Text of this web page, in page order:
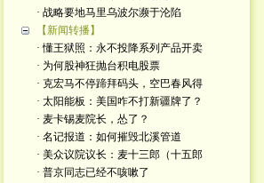
· 战略要地马里乌波尔濒于沦陷
【新闻转播】
· 懂王狱照：永不投降系列产品开卖
· 为何股神狂抛台积电股票
· 克宏马不停蹄拜码头，空巴春风得
· 太阳能板：美国咋不打新疆牌了？
· 麦卡锡麦院长，怂了？
· 名记报道：如何摧毁北溪管道
· 美众议院议长：麦十三郎（十五郎
· 普京同志已经不咳嗽了